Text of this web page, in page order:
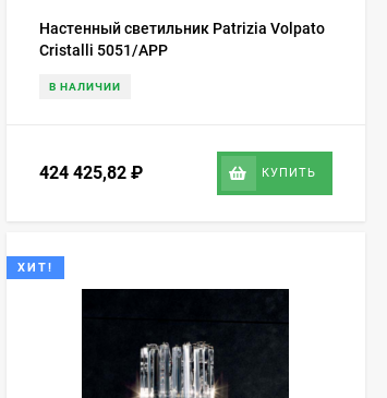
Настенный светильник Patrizia Volpato
Cristalli 5051/APP
В НАЛИЧИИ
424 425,82 ₽ КУПИТЬ
ХИТ!